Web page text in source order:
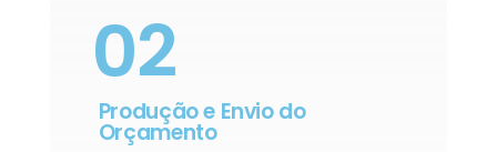
02
Produção e Envio do
Orçamento